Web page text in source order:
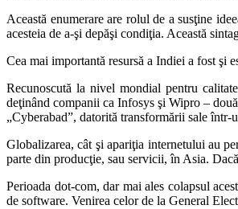
Această enumerare are rolul de a susţine
acesteia de a-şi depăşi condiţia. Această
Cea mai importantă resursă a Indiei a fost şi
Recunoscută la nivel mondial pentru
deţinând companii ca Infosys şi Wipro –
„Cyberabad”, datorită transformării sale
Globalizarea, cât şi apariţia internetului au
parte din producţie, sau servicii, în Asia.
Perioada dot-com, dar mai ales colapsul
de software. Venirea celor de la General